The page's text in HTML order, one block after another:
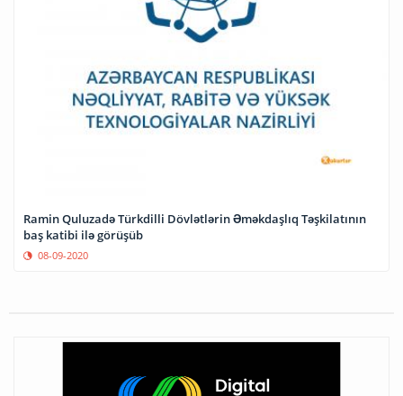
Ramin Quluzadə Türkdilli Dövlətlərin Əməkdaşlıq Təşkilatının
baş katibi ilə görüşüb
08-09-2020